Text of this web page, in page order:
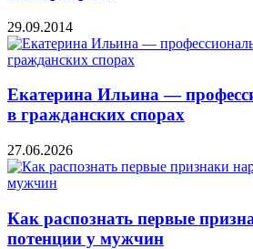
29.09.2014
Екатерина Ильина —
в гражданских спорах
27.06.2026
Как распознать первые
потенции у мужчин